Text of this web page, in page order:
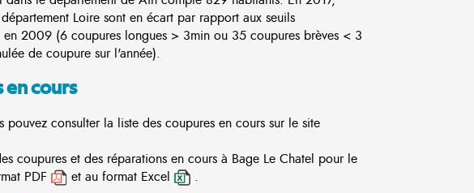
Loire sont en écart par rapport aux seuils
2009 (6 coupures longues > 3min ou 35 coupures brèves < 3
de coupure sur l'année).
en cours
pouvez consulter la liste des coupures en cours sur le site
coupures et des réparations en cours à Bage Le Chatel pour le
PDF
et au format Excel .